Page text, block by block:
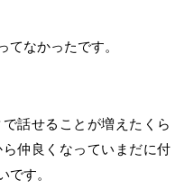
てなかったです。
話せることが増えたくら
仲良くなっていまだに付
です。